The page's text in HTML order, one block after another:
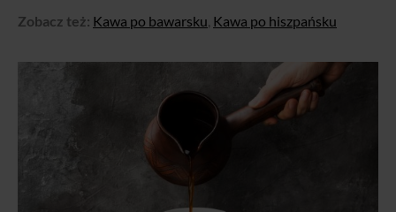
Zobacz też: Kawa po bawarsku, Kawa po hiszpańsku